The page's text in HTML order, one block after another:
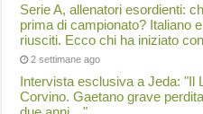
Serie A, allenatori esordienti:
prima di campionato? Italiano
riusciti. Ecco chi ha iniziato
2 settimane ago
Intervista esclusiva a Jeda: "Il
Corvino. Gaetano grave